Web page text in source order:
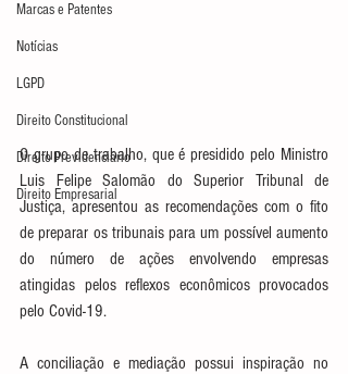
Marcas e Patentes
Notícias
LGPD
Direito Constitucional
Direito Previdenciário
Direito Empresarial
O grupo de trabalho, que é presidido pelo Ministro
Luis Felipe Salomão do Superior Tribunal de
Justiça, apresentou as recomendações com o fito
de preparar os tribunais para um possível aumento
do número de ações envolvendo empresas
atingidas pelos reflexos econômicos provocados
pelo Covid-19.
A conciliação e mediação possui inspiração no